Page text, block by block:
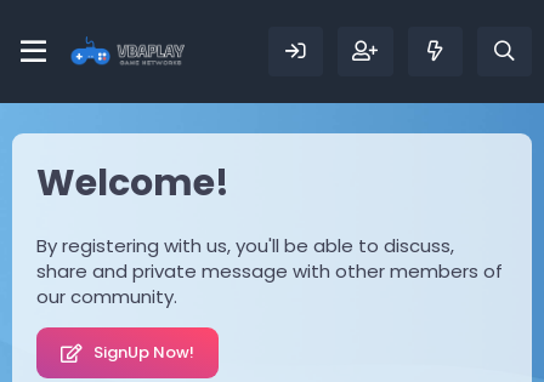
Welcome!
By registering with us, you'll be able to discuss,
share and private message with other members of
our community.
SignUp Now!